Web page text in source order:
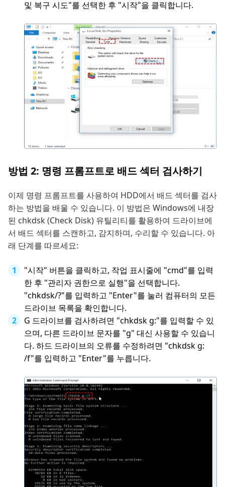
및 복구 시도"를 선택한 후 "시작"을 클릭합니다.
방법 2: 명령 프롬프트로 배드 섹터 검사하기
이제 명령 프롬프트를 사용하여 HDD에서 배드 섹터를 검사
하는 방법을 배울 수 있습니다. 이 방법은 Windows에 내장
된 chkdsk (Check Disk) 유틸리티를 활용하여 드라이브에
서 배드 섹터를 스캔하고, 감지하며, 수리할 수 있습니다. 아
래 단계를 따르세요:
"시작" 버튼을 클릭하고, 작업 표시줄에 "cmd"를 입력
한 후 "관리자 권한으로 실행"을 선택합니다.
"chkdsk/?"를 입력하고 "Enter"를 눌러 컴퓨터의 모든
드라이브 목록을 확인합니다.
G 드라이브를 검사하려면 "chkdsk g:"를 입력할 수 있
으며, 다른 드라이브 문자를 "g" 대신 사용할 수 있습니
다. 하드 드라이브의 오류를 수정하려면 "chkdsk g:
/f"를 입력하고 "Enter"를 누릅니다.